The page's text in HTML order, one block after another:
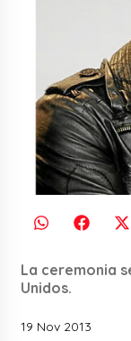
La ceremonia
Unidos.
19 Nov 2013